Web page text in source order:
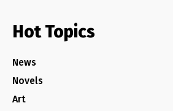
Hot Topics
News
Novels
Art